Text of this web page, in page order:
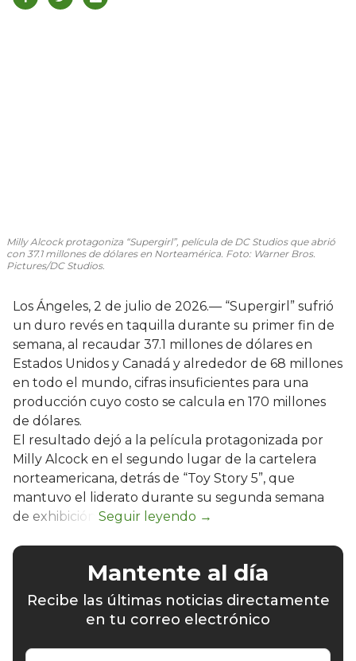
Milly Alcock protagoniza “Supergirl”, película de DC Studios que abrió
con 37.1 millones de dólares en Norteamérica. Foto: Warner Bros.
Pictures/DC Studios.
Los Ángeles, 2 de julio de 2026.— “Supergirl” sufrió
un duro revés en taquilla durante su primer fin de
semana, al recaudar 37.1 millones de dólares en
Estados Unidos y Canadá y alrededor de 68 millones
en todo el mundo, cifras insuficientes para una
producción cuyo costo se calcula en 170 millones
de dólares.
El resultado dejó a la película protagonizada por
Milly Alcock en el segundo lugar de la cartelera
norteamericana, detrás de “Toy Story 5”, que
mantuvo el liderato durante su segunda semana
de exhibición.
Mantente al día
Recibe las últimas noticias directamente
en tu correo electrónico
Escribe